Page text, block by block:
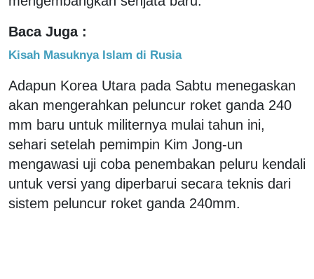
Baca Juga :
Kisah Masuknya Islam di Rusia
Adapun Korea Utara pada Sabtu menegaskan
akan mengerahkan peluncur roket ganda 240
mm baru untuk militernya mulai tahun ini,
sehari setelah pemimpin Kim Jong-un
mengawasi uji coba penembakan peluru kendali
untuk versi yang diperbarui secara teknis dari
sistem peluncur roket ganda 240mm.